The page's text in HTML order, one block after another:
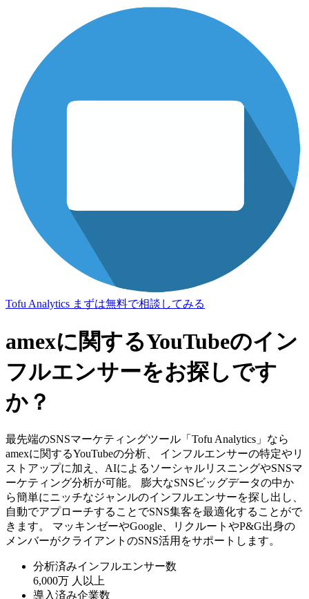
Tofu Analytics まずは無料で相談してみる
amexに関するYouTubeのイン
フルエンサーをお探しです
か？
最先端のSNSマーケティングツール「Tofu Analytics」なら
amexに関するYouTubeの分析、 インフルエンサーの特定やリ
ストアップに加え、AIによるソーシャルリスニングやSNSマ
ーケティング分析が可能。 膨大なSNSビッグデータの中か
ら簡単にニッチなジャンルのインフルエンサーを探し出し、
自動でアプローチすることでSNS集客を最適化することがで
きます。 マッキンゼーやGoogle、リクルートやP&G出身の
メンバーがクライアントのSNS活用をサポートします。
分析済みインフルエンサー数
6,000万 人以上
導入済み企業数